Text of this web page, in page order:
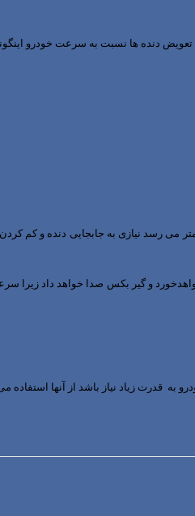
تعویض دنده ها نسبت به سرعت خودرو
به قدرت زیاد نیاز باشد از آنها استفاده